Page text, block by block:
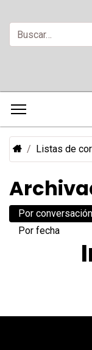
Listas de
Por conversación
Por fecha